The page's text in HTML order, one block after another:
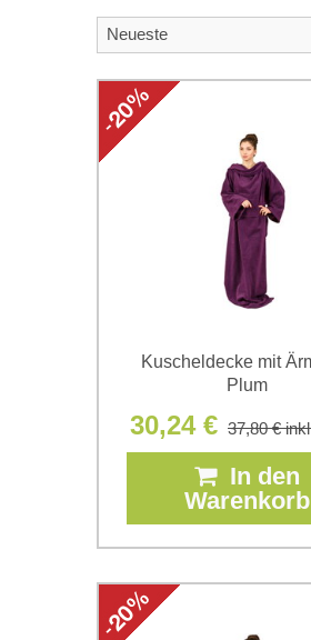
Neueste
Kuscheldecke mit
Plum
30,24 € 37,80 €
In den
Warenkorb